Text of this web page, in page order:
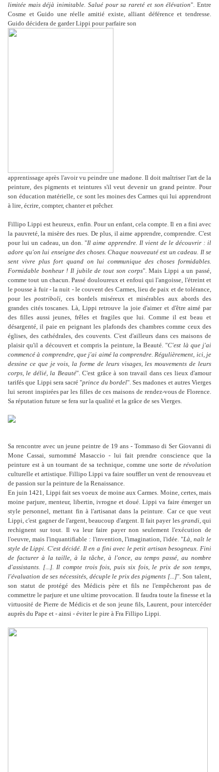
limitée mais déjà inimitable. Salué pour sa rareté et son élévation". Entre
Cosme et Guido une réelle amitié existe, alliant déférence et tendresse.
Guido décidera de garder Lippi pour parfaire son
apprentissage après l'avoir vu peindre une madone. Il doit maîtriser l'art de la
peinture, des pigments et teintures s'il veut devenir un grand peintre. Pour
son éducation matérielle, ce sont les moines des Carmes qui lui apprendront
à lire, écrire, compter, chanter et prêcher.
Fillipo Lippi est heureux, enfin. Pour un enfant, cela compte. Il en a fini avec
la pauvreté, la misère des rues. De plus, il aime apprendre, comprendre. C'est
pour lui un cadeau, un don. "Il aime apprendre. Il vient de le découvrir : il
adore qu'on lui enseigne des choses. Chaque nouveauté est un cadeau. Il se
sent vivre plus fort quand on lui communique des choses formidables.
Formidable bonheur ! Il jubile de tout son corps". Mais Lippi a un passé,
comme tout un chacun. Passé douloureux et enfoui qui l'angoisse, l'étreint et
le pousse à fuir - la nuit - le couvent des Carmes, lieu de paix et de tolérance,
pour lespostriboli, ces bordels miséreux et misérables aux abords des
grandes cités toscanes. Là, Lippi retrouve la joie d'aimer et d'être aimé par
des filles aussi jeunes, frêles et fragiles que lui. Comme il est beau et
désargenté, il paie en peignant les plafonds des chambres comme ceux des
églises, des cathédrales, des couvents. C'est d'ailleurs dans ces maisons de
plaisir qu'il a découvert et compris la peinture, la Beauté. "C'est là que j'ai
commencé à comprendre, que j'ai aimé la comprendre. Régulièrement, ici, je
dessine ce que je vois, la forme de leurs visages, les mouvements de leurs
corps, le délié, la Beauté". C'est grâce à son travail dans ces lieux d'amour
tarifés que Lippi sera sacré "prince du bordel". Ses madones et autres Vierges
lui seront inspirées par les filles de ces maisons de rendez-vous de Florence.
Sa réputation future se fera sur la qualité et la grâce de ses Vierges.
Sa rencontre avec un jeune peintre de 19 ans - Tommaso di Ser Giovanni di
Mone Cassai, surnommé Masaccio - lui fait prendre conscience que la
peinture est à un tournant de sa technique, comme une sorte de révolution
culturelle et artistique. Fillipo Lippi va faire souffler un vent de renouveau et
de passion sur la peinture de la Renaissance.
En juin 1421, Lippi fait ses voeux de moine aux Carmes. Moine, certes, mais
moine parjure, menteur, libertin, ivrogne et doué. Lippi va faire émerger un
style personnel, mettant fin à l'artisanat dans la peinture. Car ce que veut
Lippi, c'est gagner de l'argent, beaucoup d'argent. Il fait payer les grandi, qui
rechignent sur tout. Il va leur faire payer non seulement l'exécution de
l'oeuvre, mais l'inquantifiable : l'invention, l'imagination, l'idée. "Là, naît le
style de Lippi. C'est décidé. Il en a fini avec le petit artisan besogneux. Fini
de facturer à la taille, à la tâche, à l'once, au temps passé, au nombre
d'assistants. [...]. Il compte trois fois, puis six fois, le prix de son temps,
l'évaluation de ses nécessités, décuple le prix des pigments [...]".Son talent,
son statut de protégé des Médicis père et fils ne l'empêcheront pas de
commettre le parjure et une ultime provocation. Il faudra toute la finesse et la
virtuosité de Pierre de Médicis et de son jeune fils, Laurent, pour intercéder
auprès du Pape et - ainsi - éviter le pire à Fra Fillipo Lippi.